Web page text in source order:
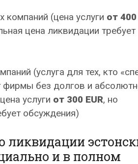
компаний (цена услуги от 400
цена ликвидации требует
(услуга для тех, кто
фирмы без долгов и
услуги от 300 EUR, но
обсуждения)
ликвидации
и в полном